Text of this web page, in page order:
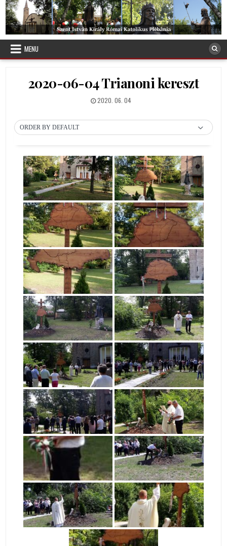
Skip
to
content
Debreceni Szent István Plébánia
MENU
2020-06-04 Trianoni kereszt
PUBLISHED
2020. 06. 04
ORDER BY DEFAULT